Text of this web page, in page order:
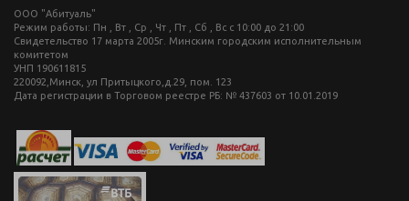
ООО "Абитуаль"
Режим работы: Пн , Вт , Ср , Чт , Пт , Сб , Вс c 10:00 до 21:00
Свидетельство 17 марта 2005г. Минским городским исполнительным
комитетом
УНП 190611815
220092,Минск, ул Притыцкого,д.29, пом. 123
Дата регистрации в Торговом реестре РБ: № 437603 от 10.01.2019